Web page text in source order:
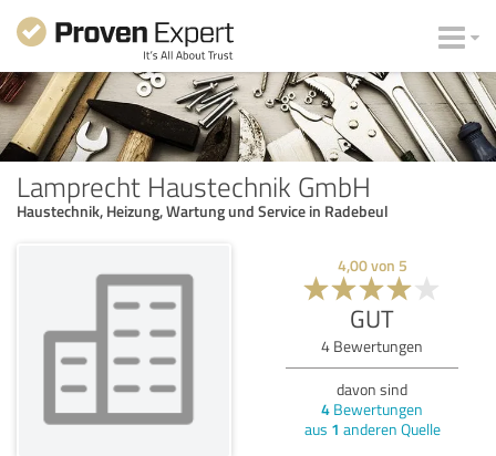
Lamprecht Haustechnik GmbH
Haustechnik, Heizung, Wartung und Service in Radebeul
4,00von 5
GUT
4 Bewertungen
davon sind
4 Bewertungen
aus 1 anderen Quelle